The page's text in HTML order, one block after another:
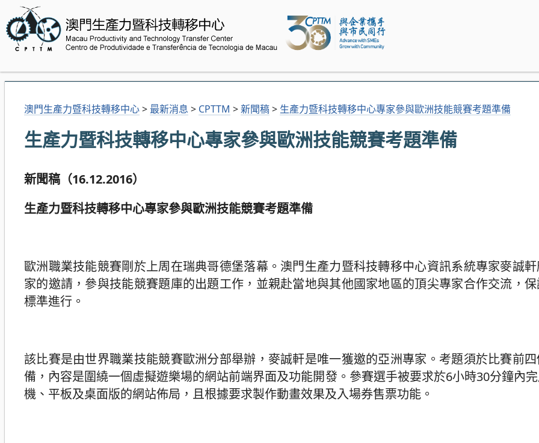
澳門生產力暨科技轉移中心> 最新消息 > CPTTM >新聞稿> 生產力暨科技轉移中心專家參與歐洲技能競賽考題準備
生產力暨科技轉移中心專家參與歐洲技能競賽考題準備
新聞稿（16.12.2016）
生產力暨科技轉移中心專家參與歐洲技能競賽考題準備
歐洲職業技能競賽剛於上周在瑞典哥德堡落幕。澳門生產力暨科技轉移中心資訊系統專家麥誠
家的邀請，參與技能競賽題庫的出題工作，並親赴當地與其他國家地區的頂尖專家合作交流，
標準進行。
該比賽是由世界職業技能競賽歐洲分部舉辦，麥誠軒是唯一獲邀的亞洲專家。考題須於比賽前
備，內容是圍繞一個虛擬遊樂場的網站前端界面及功能開發。參賽選手被要求於6小時30分鐘內
機、平板及桌面版的網站佈局，且根據要求製作動畫效果及入場券售票功能。